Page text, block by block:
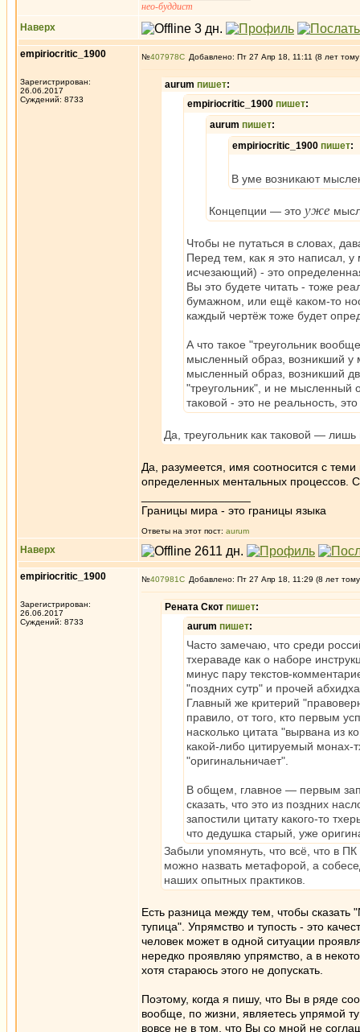
нео-буддист
Наверх
empiriocritic_1900
Зарегистрирован:
26.06.2017
Суждений: 8733
№407978 Добавлено: Пт 27 Апр 18, 11:11 (8 лет
aurum пишет:
empiriocritic_1900 пишет:
aurum пишет:
empiriocritic_1900 пишет:
В уме возникают
Концепции — это уже
Чтобы не путаться в словах,
Перед тем, как я это написал,
исчезающий) - это
Вы это будете читать - тоже
бумажном, или ещё каком-то
каждый чертёж тоже будет
А что такое "треугольник
мысленный образ, возникший у
мысленный образ, возникший
"треугольник", и не мысленный
таковой - это не реальность,
Да, треугольник как таковой —
Да, разумеется, имя соотносится с
определенных ментальных процессов.
Границы мира - это границы языка
Ответы на этот пост: aurum
Наверх
empiriocritic_1900
Зарегистрирован:
26.06.2017
Суждений: 8733
№407981 Добавлено: Пт 27 Апр 18, 11:29 (8 лет
Рената Скот пишет:
aurum пишет:
Часто замечаю, что среди
тхераваде как о наборе
минус пару текстов-
"поздних сутр" и прочей
Главный же критерий
правило, от того, кто первым
насколько цитата "вырвана из
какой-либо цитируемый монах-
"оригинальничает".
В общем, главное — первым
сказать, что это из поздних
запостили цитату какого-то
что дедушка старый, уже
Забыли упомянуть, что всё, что в
можно назвать метафорой, а
наших опытных практиков.
Есть разница между тем, чтобы сказать
тупица". Упрямство и тупость - это
человек может в одной ситуации
нередко проявляю упрямство, а в
хотя стараюсь этого не допускать.
Поэтому, когда я пишу, что Вы в ряде
вообще, по жизни, являетесь упрямой
вовсе не в том, что Вы со мной не